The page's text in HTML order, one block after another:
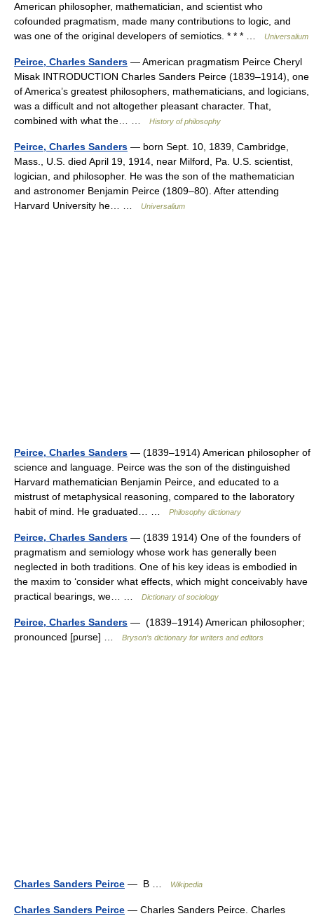
American philosopher, mathematician, and scientist who
cofounded pragmatism, made many contributions to logic, and
was one of the original developers of semiotics. * * * …
Universalium
Peirce, Charles Sanders — American pragmatism Peirce Cheryl
Misak INTRODUCTION Charles Sanders Peirce (1839–1914), one
of America’s greatest philosophers, mathematicians, and logicians,
was a difficult and not altogether pleasant character. That,
combined with what the… …
History of philosophy
Peirce, Charles Sanders — born Sept. 10, 1839, Cambridge,
Mass., U.S. died April 19, 1914, near Milford, Pa. U.S. scientist,
logician, and philosopher. He was the son of the mathematician
and astronomer Benjamin Peirce (1809–80). After attending
Harvard University he… …
Universalium
Peirce, Charles Sanders — (1839–1914) American philosopher of
science and language. Peirce was the son of the distinguished
Harvard mathematician Benjamin Peirce, and educated to a
mistrust of metaphysical reasoning, compared to the laboratory
habit of mind. He graduated… …
Philosophy dictionary
Peirce, Charles Sanders — (1839 1914) One of the founders of
pragmatism and semiology whose work has generally been
neglected in both traditions. One of his key ideas is embodied in
the maxim to ‘consider what effects, which might conceivably have
practical bearings, we… …
Dictionary of sociology
Peirce, Charles Sanders — (1839–1914) American philosopher;
pronounced [purse] …
Bryson’s dictionary for writers and editors
Charles Sanders Peirce — B … Wikipedia
Charles Sanders Peirce — Charles Sanders Peirce. Charles